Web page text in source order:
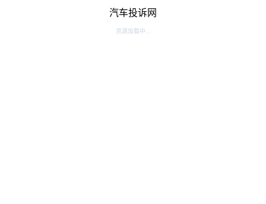
汽车投诉网
资源加载中...